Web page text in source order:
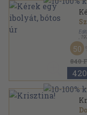
Papír
840
50
420